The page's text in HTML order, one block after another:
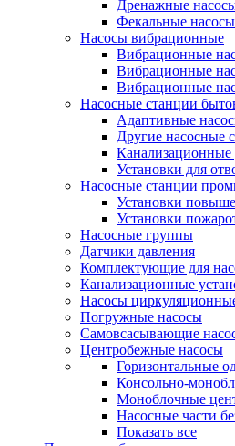
Дренажные
Фекальные насосы
Насосы вибрационные
Вибрационные
Вибрационные
Вибрационные
Насосные станции
Адаптивные
Другие насосные
Канализационные
Установки для
Насосные станции
Установки
Установки
Насосные группы
Датчики давления
Комплектующие для
Канализационные
Насосы
Погружные насосы
Самовсасывающие
Центробежные насосы
Горизонтальные
Консольно-
Моноблочные
Насосные части
Показать все